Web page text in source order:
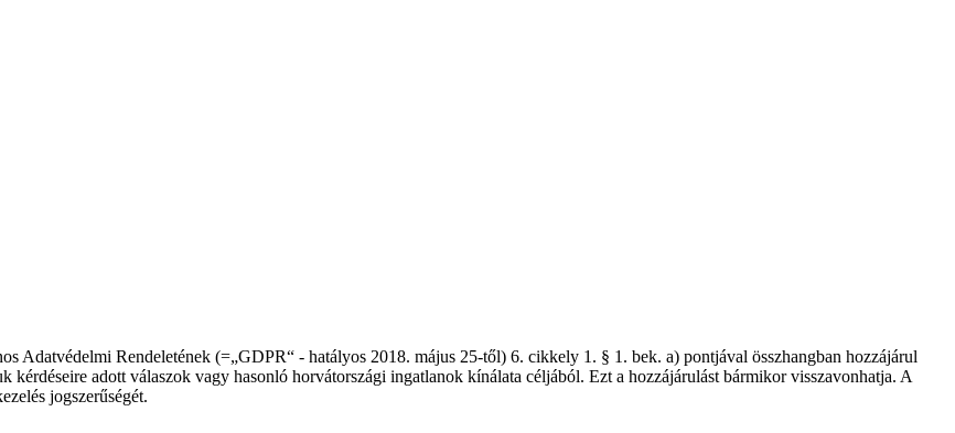
Adatvédelmi Rendeletének (=„GDPR“ - hatályos 2018. május 25-től) 6. cikkely 1. § 1. bek. a) pontjával összhangban hozzájárul
kérdéseire adott válaszok vagy hasonló horvátországi ingatlanok kínálata céljából. Ezt a hozzájárulást bármikor visszavonhatja. A
jogszerűségét.